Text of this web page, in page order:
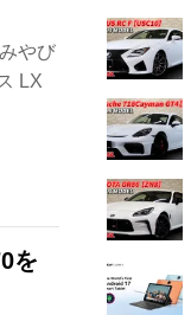
やび
LX
を